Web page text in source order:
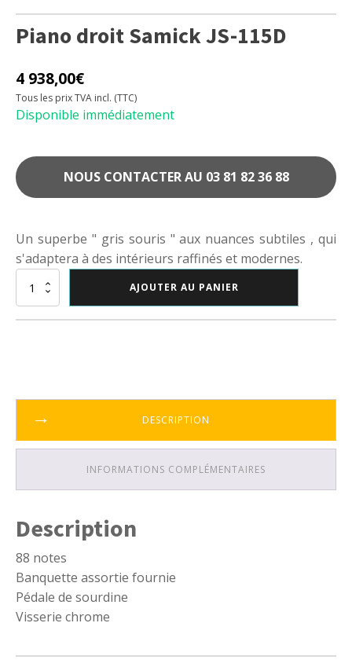
Piano droit Samick JS-115D
4 938,00€
Tous les prix TVA incl. (TTC)
Disponible immédiatement
NOUS CONTACTER AU 03 81 82 36 88
Un superbe " gris souris " aux nuances subtiles , qui
s'adaptera à des intérieurs raffinés et modernes.
quantité
AJOUTER AU PANIER
DESCRIPTION
INFORMATIONS COMPLÉMENTAIRES
Description
88 notes
Banquette assortie fournie
Pédale de sourdine
Visserie chrome